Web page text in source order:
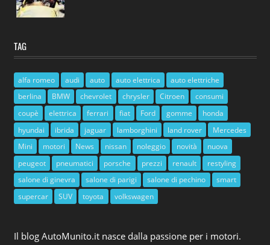
TAG
alfa romeo audi auto auto elettrica
auto elettriche
berlina
BMW chevrolet chrysler Citroen
consumi
coupè
elettrica ferrari fiat Ford gomme
honda
hyundai
ibrida jaguar lamborghini land rover
Mercedes
Mini
motori News nissan noleggio novità
nuova
peugeot
pneumatici porsche prezzi renault
restyling
salone di ginevra
salone di parigi salone di pechino
smart
supercar
SUV toyota volkswagen
Il blog AutoMunito.it nasce dalla passione per i motori.